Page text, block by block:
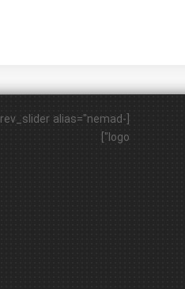
[rev_slider alias="nemad-
logo"]